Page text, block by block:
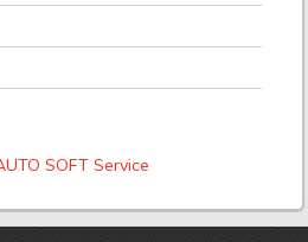
SOFT Service